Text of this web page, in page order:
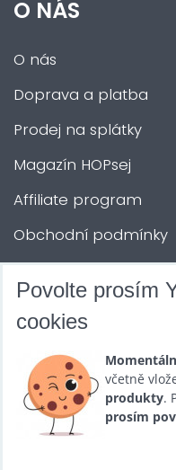
O NÁS
O nás
Doprava a platba
Prodej na splátky
Magazín HOPsej
Affiliate program
Obchodní podmínky
DALŠÍ SLUŽBY
Zábava na Vaši akci
Půjčovna
Povolte prosím
cookies
včetně
produkty.
prosím